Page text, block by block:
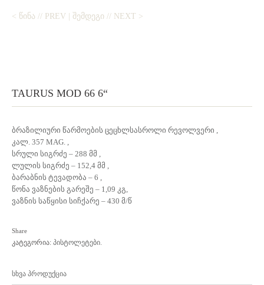
< ᲬᲘᲜᲐ // PREV | ᲨᲔᲛᲓᲔᲒᲘ // NEXT >
TAURUS MOD 66 6“
ბრაზილიური წარმოების ცეცხლსასროლი რევოლვერი ,
კალ. 357 MAG. ,
სრული სიგრძე – 288 მმ ,
ლულის სიგრძე – 152,4 მმ ,
ბარაბნის ტევადობა – 6 ,
წონა ვაზნების გარეშე – 1,09 კგ,
ვაზნის საწყისი სიჩქარე – 430 მ/წ
Share
კატეგორია: პისტოლეტები
სხვა პროდუქცია